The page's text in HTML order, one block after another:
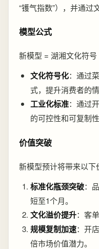
“镬气指数”），并通过
模型公式
新模型 = 湖湘文化符
文化符号化：通过
式，提升消费者的
工业化标准：通过
的可控性和可复制性
价值突破
新模型预计将带来以下
标准化瓶颈突破：
短至1个月。
文化溢价提升：客
规模复制加速：开
倍市场价值潜力。